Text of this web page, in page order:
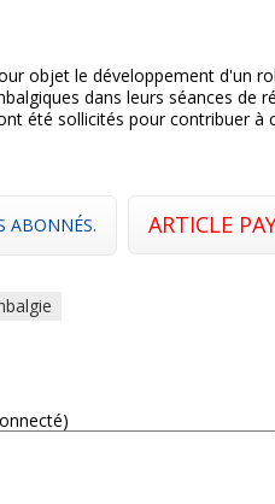
objet le développement d'un
dans leurs séances de
été sollicités pour contribuer à
ABONNÉS. ARTICLE